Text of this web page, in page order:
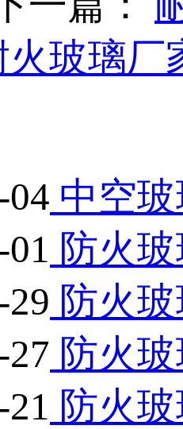
火玻璃厂
04 中空
防火
29 防火
27 防火
防火